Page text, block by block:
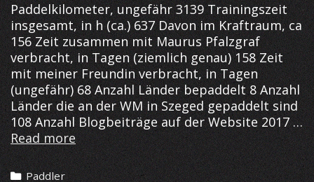
Paddelkilometer, ungefähr 3139 Trainingszeit
insgesamt, in h (ca.) 637 Davon im Kraftraum, ca
156 Zeit zusammen mit Maurus Pfalzgraf
verbracht, in Tagen (ziemlich genau) 158 Zeit
mit meiner Freundin verbracht, in Tagen
(ungefähr) 68 Anzahl Länder bepaddelt 8 Anzahl
Länder die an der WM in Szeged gepaddelt sind
108 Anzahl Blogbeiträge auf der Website 2017 …
Read moreDie
Saison
2019
Categories
Paddler